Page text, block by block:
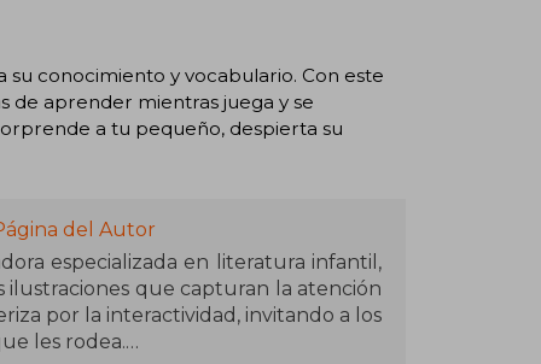
conocimiento y vocabulario. Con este
de aprender mientras juega y se
a tu pequeño, despierta su
del Autor
especializada en literatura infantil,
ilustraciones que capturan la atención
por la interactividad, invitando a los
les rodea.